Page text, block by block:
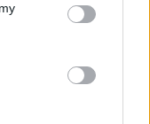
You may click to
party tags to
in below Google